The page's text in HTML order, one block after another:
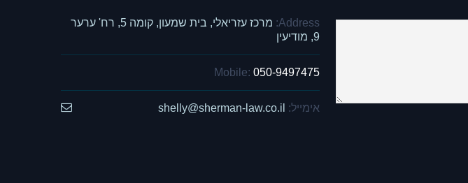
Address:
מרכז עזריאלי, בית שמעון, קומה 5, רח' ערער
9, מודיעין
Mobile: 050-9497475
אימייל: shelly@sherman-law.co.il